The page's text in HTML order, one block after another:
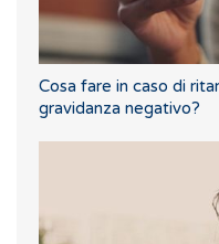
Cosa fare in caso di
gravidanza negativo?